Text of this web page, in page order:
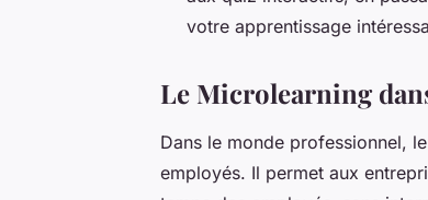
votre apprentissage
Le Microlearning
Dans le monde professionnel,
employés. Il permet aux